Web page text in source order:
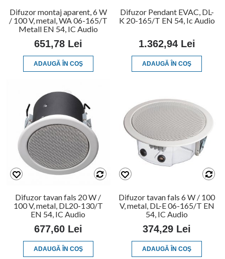
Difuzor montaj aparent, 6 W
/ 100 V, metal, WA 06-165/T
Metall EN 54, IC Audio
651,78 Lei
ADAUGĂ ÎN COŞ
Difuzor Pendant EVAC, DL-
K 20-165/T EN 54, Ic Audio
1.362,94 Lei
ADAUGĂ ÎN COŞ
Difuzor tavan fals 20 W /
100 V, metal, DL20-130/T
EN 54, IC Audio
677,60 Lei
ADAUGĂ ÎN COŞ
Difuzor tavan fals 6 W / 100
V, metal, DL-E 06-165/T EN
54, IC Audio
374,29 Lei
ADAUGĂ ÎN COŞ